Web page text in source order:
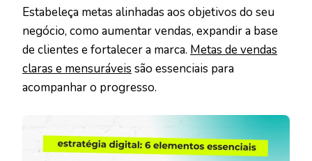
Estabeleça metas alinhadas aos objetivos do seu
negócio, como aumentar vendas, expandir a base
de clientes e fortalecer a marca. Metas de vendas
claras e mensuráveis são essenciais para
acompanhar o progresso.